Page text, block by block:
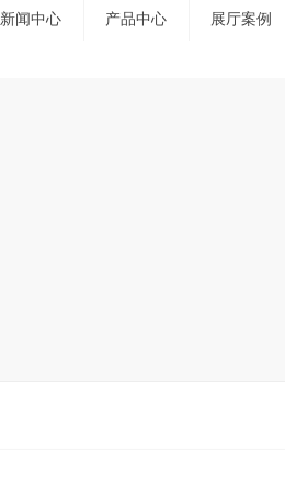
新闻中心 产品中心 展厅案例